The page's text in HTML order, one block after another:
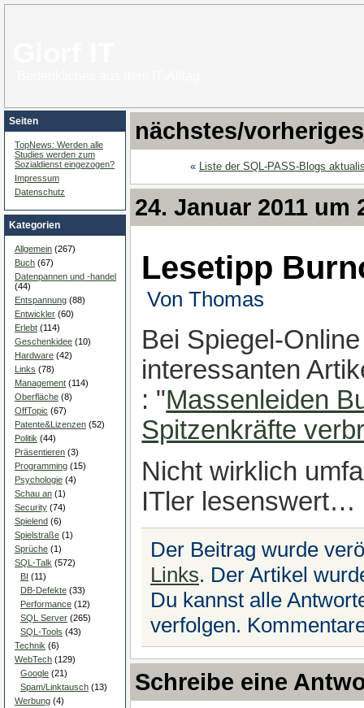
Seiten
TopNews: Werden alle
Studies werden zum
Sozialdienst eingezogen?
Impressum
Datenschutz
Kategorien
Allgemein (267)
Buch (67)
Datenpannen und -handel
(44)
Entspannung (88)
Entwickler (60)
Erlebt (114)
Geschenkidee (10)
Hardware (42)
Links (78)
Management (114)
Oberfläche (8)
OffTopic (67)
Patente&Lizenzen (52)
Politik (44)
Präsentieren (3)
Programming (15)
Psychologie (4)
Schau an (1)
Security (74)
Spielend (6)
Spielstraße (1)
Sprüche (1)
SQL-Talk (572)
BI (11)
DB-Defekte (33)
Performance (12)
SQL Server (265)
SQL-Tools (43)
Technik (6)
WebTech (129)
Google (21)
Spam/Linktausch (13)
Werbung (4)
nächstes/
« Liste der SQL-PASS-Blogs
24. Januar 2011 um
Lesetipp
:Von Thomas
Bei Spiegel-
interessanten
: "Massenleiden
Spitzenkräfte
Nicht wirklich
ITler lesenswert…
Der Beitrag wurde
Links. Der Artikel
Du kannst alle
verfolgen.
Schreibe eine